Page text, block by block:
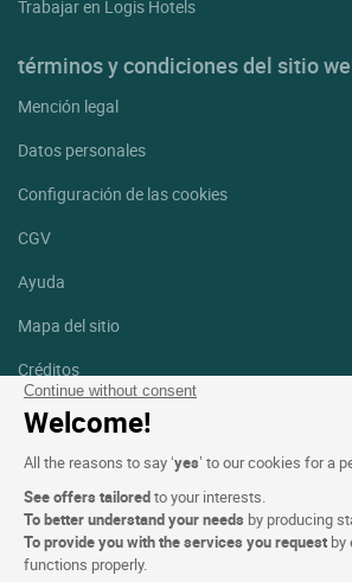
Continue without consent
Welcome!
All the reasons to say ‘yes’ to our cookies for a
See offers tailoredto your interests.
To better understand your needs by producing
To provide you with the services you request by
functions properly.
Trabajar en Logis Hotels
términos y condiciones del sitio
Mención legal
Datos personales
Configuración de las cookies
CGV
Ayuda
Mapa del sitio
Créditos
fotografías
Facebook
Linkedin